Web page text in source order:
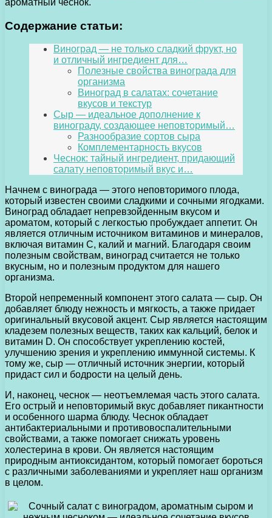
Содержание статьи:
Виноград — не только сладкий фрукт, но
и отличный ингредиент для…
Полезные свойства винограда для
организма
Виноград в салатах: сочетание
вкусов и текстур
Сыр — идеальное дополнение к
винограду, создающее неповторимый…
Разнообразие сортов сыра
Комплементарность вкусов
Чеснок: тайный ингредиент, придающий
салату неповторимый вкус и…
Начнем с винограда — этого неповторимого плода,
который известен своими сладкими и сочными ягодками.
Виноград обладает непревзойденным вкусом и
ароматом, который с легкостью пробуждает аппетит. Он
является отличным источником витаминов и минералов,
включая витамин С, калий и магний. Благодаря своим
полезным свойствам, виноград считается не только
вкусным, но и полезным продуктом для нашего
организма.
Второй непременный компонент этого салата — сыр. Он
добавляет блюду нежность и мягкость, а также придает
оригинальный вкусовой акцент. Сыр является настоящим
кладезем полезных веществ, таких как кальций, белок и
витамин D. Он способствует укреплению костей,
улучшению зрения и укреплению иммунной системы. К
тому же, сыр — отличный источник энергии, который
придаст сил и бодрости на целый день.
И, наконец, чеснок — неотъемлемая часть этого салата.
Его острый и неповторимый вкус добавляет пикантности
и особенного шарма блюду. Чеснок обладает
антибактериальными и противовоспалительными
свойствами, а также помогает снижать уровень
холестерина в крови. Он является настоящим
природным антиоксидантом, который помогает бороться
с различными заболеваниями и укрепляет наш организм
в целом.